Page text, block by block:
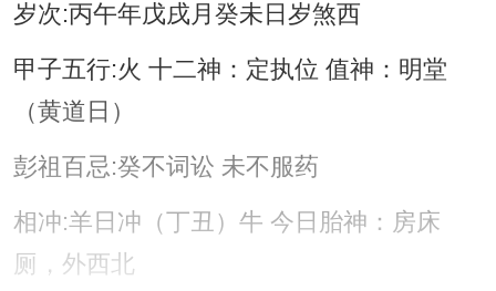
岁次:丙午年戊戌月癸未日岁煞西
甲子五行:火 十二神：定执位 值神：明堂
（黄道日）
彭祖百忌:癸不词讼 未不服药
相冲:羊日冲（丁丑）牛 今日胎神：房床
厕，外西北